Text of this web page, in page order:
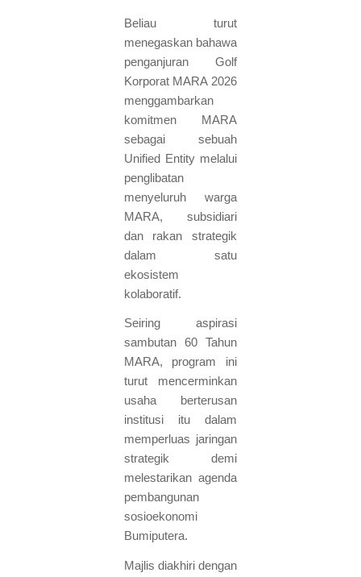
Beliau turut
menegaskan bahawa
penganjuran Golf
Korporat MARA 2026
menggambarkan
komitmen MARA
sebagai sebuah
Unified Entity melalui
penglibatan
menyeluruh warga
MARA, subsidiari
dan rakan strategik
dalam satu
ekosistem
kolaboratif.
Seiring aspirasi
sambutan 60 Tahun
MARA, program ini
turut mencerminkan
usaha berterusan
institusi itu dalam
memperluas jaringan
strategik demi
melestarikan agenda
pembangunan
sosioekonomi
Bumiputera.
Majlis diakhiri dengan